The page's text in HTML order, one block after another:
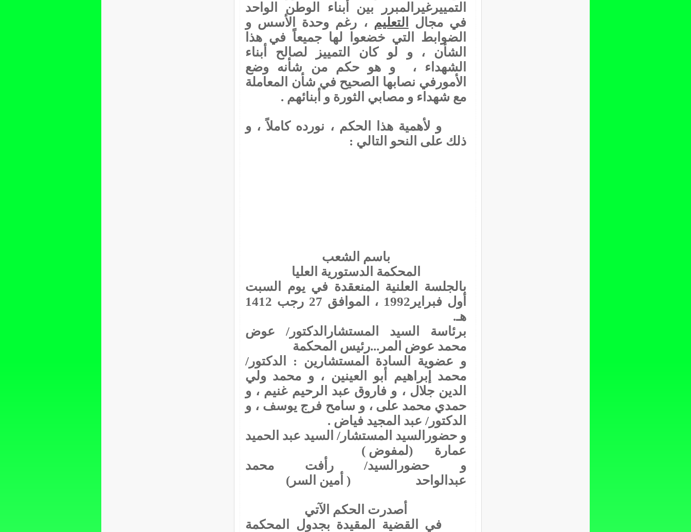
التمييرغيرالمبرر بين أبناء الوطن الواحد
في مجال
التعليم ، رغم وحدة الأسس و
الضوابط التي خضعوا لها جميعاً في هذا
الشأن ، و لو كان التمييز لصالح أبناء
الشهداء ، و هو حكم من شأنه وضع
الأمورفي نصابها الصحيح في شأن المعاملة
مع شهداء و مصابي الثورة و أبنائهم .
و لأهمية هذا الحكم ، نورده كاملاً ، و
ذلك على النحو التالي :
باسم الشعب
المحكمة الدستورية العليا
بالجلسة العلنية المنعقدة في يوم السبت
أول فبراير1992 ، الموافق 27 رجب 1412
هـ.
برئاسة السيد المستشارالدكتور/ عوض
محمد عوض المر...رئيس المحكمة
و عضوية السادة المستشارين : الدكتور/
محمد إبراهيم أبو العينين ، و محمد ولي
الدين جلال ، و فاروق عبد الرحيم غنيم ، و
حمدي محمد على ، و سامح فرج يوسف ، و
الدكتور/ عبد المجيد فياض .
و حضورالسيد المستشار/ السيد عبد الحميد
عمارة (لمفوض )
و حضورالسيد/ رأفت محمد
عبدالواحد ( أمين السر)
أصدرت الحكم الآتي
في القضية المقيدة بجدول المحكمة